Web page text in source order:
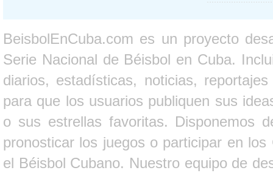
BeisbolEnCuba.com es un proyecto
Serie Nacional de Béisbol en Cuba.
diarios, estadísticas, noticias,
para que los usuarios publiquen sus
o sus estrellas favoritas. Disponemos
pronosticar los juegos o participar en
el Béisbol Cubano. Nuestro equipo de